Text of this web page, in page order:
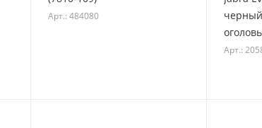
Арт.: 484080
Арт.: